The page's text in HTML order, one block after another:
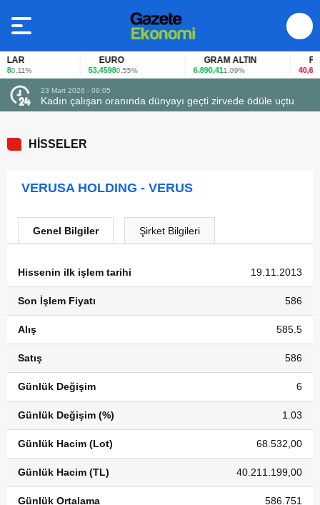
0,11%
EURO
53,45980,55%
GRAM ALTIN
6.890,411,09%
FAİZ
40,65-
23 Mart 2026 - 09:05
Kadın çalışan oranında dünyayı geçti zirvede ödüle uçtu
HİSSELER
VERUSA HOLDING - VERUS
Genel Bilgiler Şirket Bilgileri
Hissenin ilk işlem tarihi 19.11.2013
Son İşlem Fiyatı 586
Alış 585.5
Satış 586
Günlük Değişim 6
Günlük Değişim (%) 1.03
Günlük Hacim (Lot) 68.532,00
Günlük Hacim (TL) 40.211.199,00
Günlük Ortalama 586.751